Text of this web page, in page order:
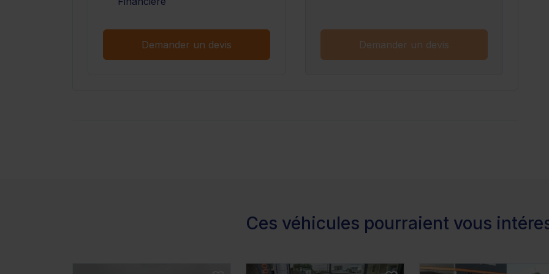
Demander un devis Demander un devis
Ces véhicules pourraient vous